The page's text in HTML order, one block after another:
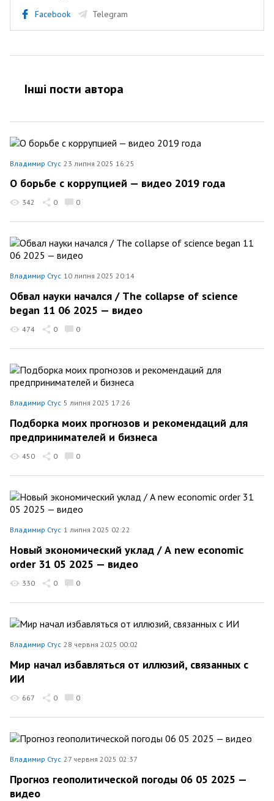
Facebook Telegram
Інші пости автора
Владимир Стус 23 липня 2025 16:25
О борьбе с коррупцией — видео 2019 года
342 0 0
Владимир Стус 10 липня 2025 20:14
Обвал науки начался / The collapse of science
began 11 06 2025 — видео
474 0 0
Владимир Стус 5 липня 2025 17:26
Подборка моих прогнозов и рекомендаций для
предпринимателей и бизнеса
450 0 0
Владимир Стус 1 липня 2025 02:22
Новый экономический уклад / А new economic
order 31 05 2025 — видео
330 0 0
Владимир Стус 28 червня 2025 00:02
Мир начал избавляться от иллюзий, связанных с
ИИ
667 0 0
Владимир Стус 27 червня 2025 02:37
Прогноз геополитической погоды 06 05 2025 —
видео